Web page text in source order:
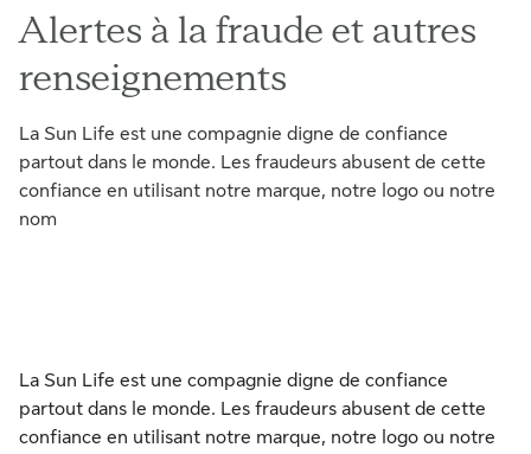
Alertes à la fraude et autres
renseignements
La Sun Life est une compagnie digne de confiance
partout dans le monde. Les fraudeurs abusent de cette
confiance en utilisant notre marque, notre logo ou notre
nom
La Sun Life est une compagnie digne de confiance
partout dans le monde. Les fraudeurs abusent de cette
confiance en utilisant notre marque, notre logo ou notre